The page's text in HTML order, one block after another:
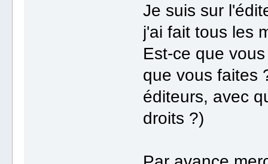
Je suis sur
j'ai fait tous les
Est-ce que
que vous faites
éditeurs, avec
droits ?)